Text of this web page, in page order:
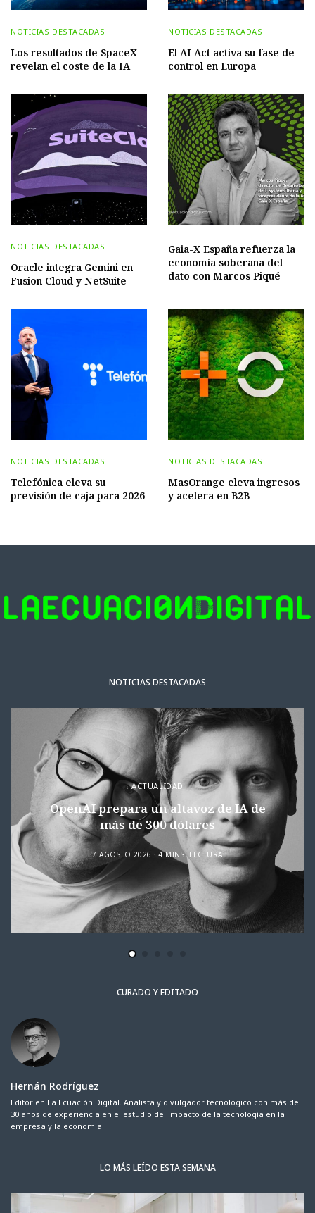
NOTICIAS DESTACADAS
Los resultados de SpaceX
revelan el coste de la IA
NOTICIAS DESTACADAS
El AI Act activa su fase de
control en Europa
NOTICIAS DESTACADAS
Oracle integra Gemini en
Fusion Cloud y NetSuite
Gaia-X España refuerza la
economía soberana del
dato con Marcos Piqué
NOTICIAS DESTACADAS
Telefónica eleva su
previsión de caja para 2026
NOTICIAS DESTACADAS
MasOrange eleva ingresos
y acelera en B2B
NOTICIAS DESTACADAS
ACTUALIDAD
OpenAI prepara un altavoz de IA de
más de 300 dólares
7 AGOSTO 2026 4 MINS. LECTURA
CURADO Y EDITADO
Hernán Rodríguez
Editor en La Ecuación Digital. Analista y divulgador tecnológico con más de
30 años de experiencia en el estudio del impacto de la tecnología en la
empresa y la economía.
LO MÁS LEÍDO ESTA SEMANA